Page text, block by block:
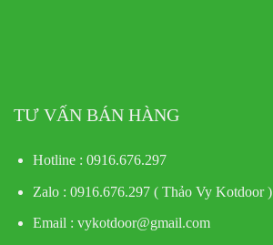
TƯ VẤN BÁN HÀNG
Hotline : 0916.676.297
Zalo : 0916.676.297 ( Thảo Vy Kotdoor )
Email : vykotdoor@gmail.com